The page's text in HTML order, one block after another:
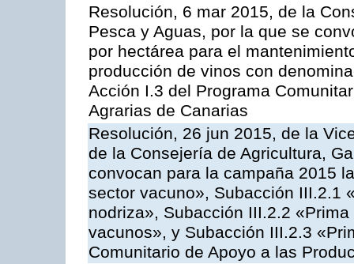
Resolución, 6 mar 2015, de la
Pesca y Aguas, por la que se
por hectárea para el
producción de vinos con
Acción I.3 del Programa
Agrarias de Canarias
Resolución, 26 jun 2015, de la
de la Consejería de Agricultura,
convocan para la campaña 2015
sector vacuno», Subacción III.2.1
nodriza», Subacción III.2.2
vacunos», y Subacción III.2.3
Comunitario de Apoyo a las